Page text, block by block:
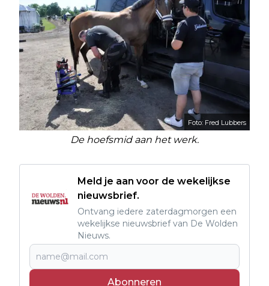
Foto: Fred Lubbers
De hoefsmid aan het werk.
Meld je aan voor de wekelijkse
nieuwsbrief.
Ontvang iedere zaterdagmorgen een
wekelijkse nieuwsbrief van De Wolden
Nieuws.
Abonneren